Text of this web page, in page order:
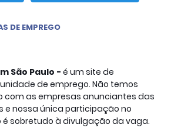
DE EMPREGO
São Paulo -é um site de
de emprego. Não temos
com as empresas anunciantes das
e nossa única participação no
é sobretudo à divulgação da vaga.